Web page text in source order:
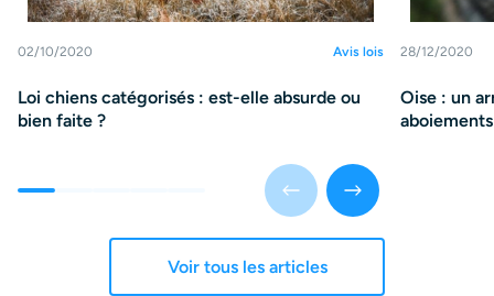
02/10/2020 Avis lois
Loi chiens catégorisés : est-elle absurde ou
bien faite ?
28/12/2020
Oise : un
aboiements
Voir tous les articles